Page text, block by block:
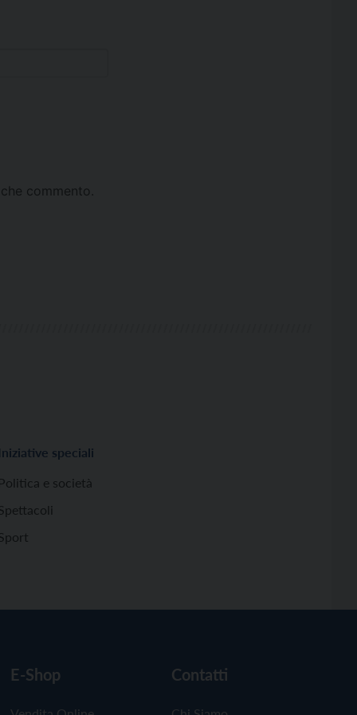
commento.
Iniziative speciali
Politica e società
E-Shop Contatti